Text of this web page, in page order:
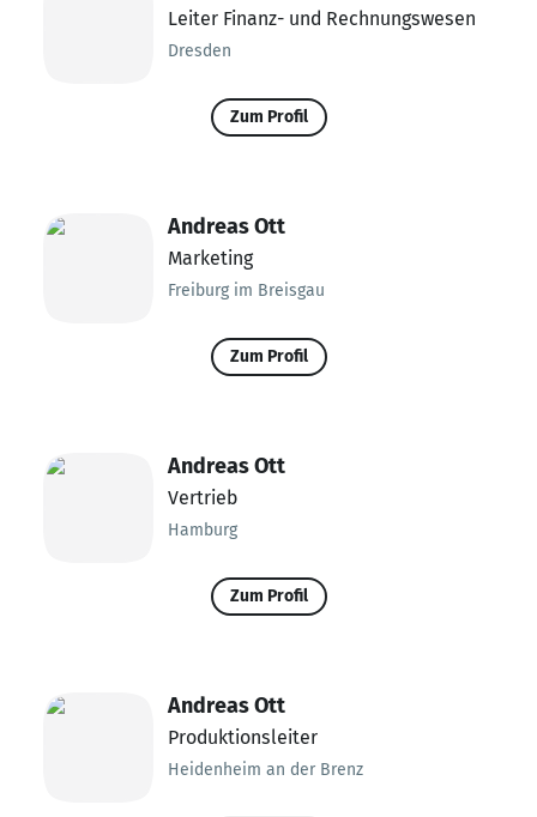
Leiter Finanz- und Rechnungswesen
Dresden
Zum Profil
Andreas Ott
Marketing
Freiburg im Breisgau
Zum Profil
Andreas Ott
Vertrieb
Hamburg
Zum Profil
Andreas Ott
Produktionsleiter
Heidenheim an der Brenz